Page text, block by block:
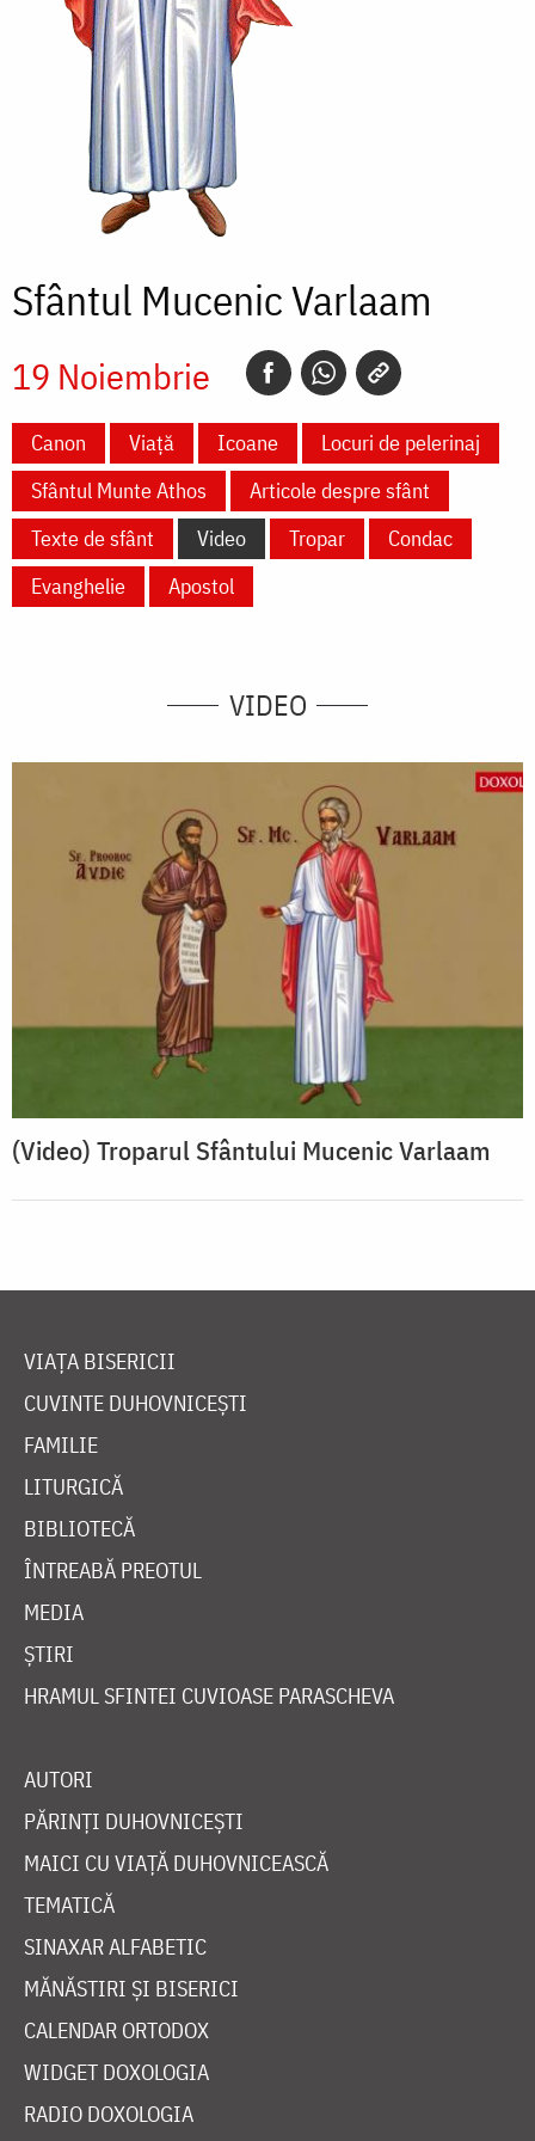
Sfântul Mucenic Varlaam
19 Noiembrie
Canon Viață Icoane
Locuri de pelerinaj
Sfântul Munte Athos
Articole despre sfânt
Texte de sfânt
Video Tropar
Condac
Evanghelie
Apostol
VIDEO
(Video) Troparul Sfântului Mucenic Varlaam
VIAȚA BISERICII
CUVINTE DUHOVNICEȘTI
FAMILIE
LITURGICĂ
BIBLIOTECĂ
ÎNTREABĂ PREOTUL
MEDIA
ȘTIRI
HRAMUL SFINTEI CUVIOASE PARASCHEVA
AUTORI
PĂRINȚI DUHOVNICEȘTI
MAICI CU VIAȚĂ DUHOVNICEASCĂ
TEMATICĂ
SINAXAR ALFABETIC
MĂNĂSTIRI ȘI BISERICI
CALENDAR ORTODOX
WIDGET DOXOLOGIA
RADIO DOXOLOGIA